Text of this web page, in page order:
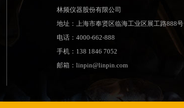
林频仪器股份有限公司
地址：上海市奉贤区临海工业区展工路888号
电话：4000-662-888
手机：138 1846 7052
邮箱：linpin@linpin.com